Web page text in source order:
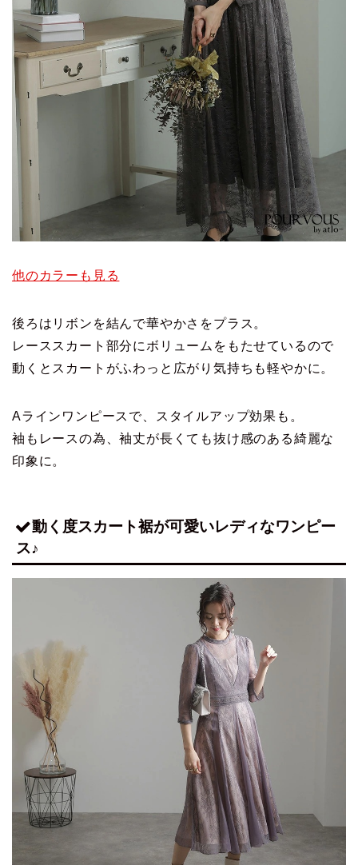
他のカラーも見る
後ろはリボンを結んで華やかさをプラス。
レーススカート部分にボリュームをもたせているので
動くとスカートがふわっと広がり気持ちも軽やかに。
Aラインワンピースで、スタイルアップ効果も。
袖もレースの為、袖丈が長くても抜け感のある綺麗な
印象に。
動く度スカート裾が可愛いレディなワンピー
ス♪